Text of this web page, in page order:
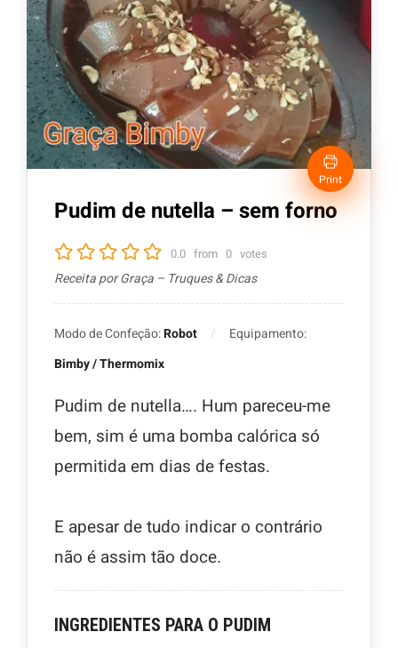
Print
Pudim de nutella – sem forno
0.0 from 0 votes
Receita por Graça – Truques & Dicas
Modo de Confeção:Robot
Equipamento:
Bimby / Thermomix
Pudim de nutella…. Hum pareceu-me
bem, sim é uma bomba calórica só
permitida em dias de festas.
E apesar de tudo indicar o contrário
não é assim tão doce.
INGREDIENTES PARA O PUDIM